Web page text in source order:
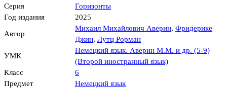
Серия
Горизонты
Год издания
2025
Автор
Михаил Михайлович Аверин, Фридерике
Джин, Лутц Рорман
УМК
Немецкий язык. Аверин М.М. и др. (5-9)
(Второй иностранный язык)
Класс
6
Предмет
Немецкий язык